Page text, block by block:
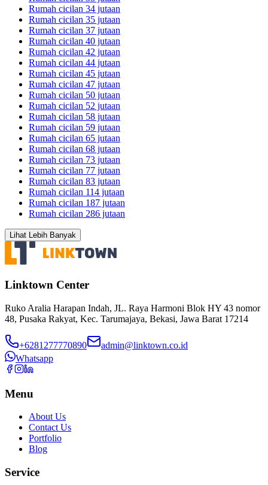
Rumah cicilan 34 jutaan
Rumah cicilan 35 jutaan
Rumah cicilan 37 jutaan
Rumah cicilan 40 jutaan
Rumah cicilan 42 jutaan
Rumah cicilan 44 jutaan
Rumah cicilan 45 jutaan
Rumah cicilan 47 jutaan
Rumah cicilan 50 jutaan
Rumah cicilan 52 jutaan
Rumah cicilan 58 jutaan
Rumah cicilan 59 jutaan
Rumah cicilan 65 jutaan
Rumah cicilan 68 jutaan
Rumah cicilan 73 jutaan
Rumah cicilan 77 jutaan
Rumah cicilan 83 jutaan
Rumah cicilan 114 jutaan
Rumah cicilan 187 jutaan
Rumah cicilan 286 jutaan
Lihat Lebih Banyak
Linktown Center
Ruko Aralia Harapan Indah, JL. Raya Harmoni Blok HY 43 nomor
48, Pusaka Rakyat, Kec. Tarumajaya, Bekasi, Jawa Barat 17214
+6281277770890
admin@linktown.co.id
Whatsapp
Menu
About Us
Contact Us
Portfolio
Blog
Service